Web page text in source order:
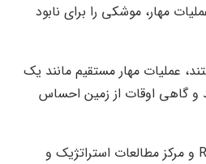
مهار، موشکی را برای نابود
عملیات مهار مستقیم مانند یک
گاهی اوقات از زمین احساس
بنا به گفته شرکت Raytheon و مرکز مطالعات استراتژیک و